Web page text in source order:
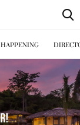
HAPPENING